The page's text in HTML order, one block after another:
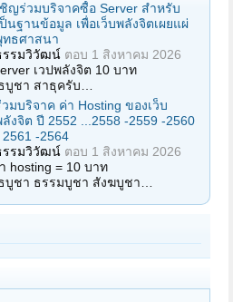
ชิญร่วมบริจาคซื้อ Server สำหรับ
ป็นฐานข้อมูล เพื่อเว็บพลังจิตเผยแผ่
ทธศาสนา
รรมวิวัฒน์ ตอบ 1 สิงหาคม 2026
เวปพลังจิต 10 บาท
บูชา สาธุครับ…
มบริจาค ค่า Hosting ของเว็บ
งจิต ปี 2552 ...2558 -2559 -2560
2561 -2564
รรมวิวัฒน์ ตอบ 1 สิงหาคม 2026
hosting = 10 บาท
บูชา ธรรมบูชา สังฆบูชา…